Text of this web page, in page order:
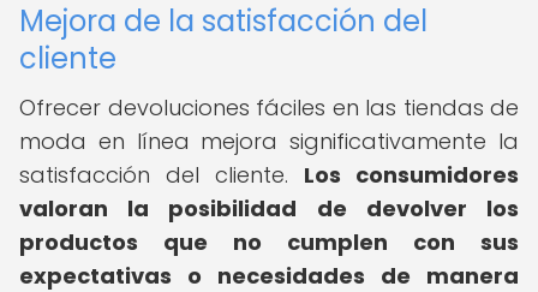
Mejora de la satisfacción del
cliente
Ofrecer devoluciones fáciles en las tiendas de
moda en línea mejora significativamente la
satisfacción del cliente. Los consumidores
valoran la posibilidad de devolver los
productos que no cumplen con sus
expectativas o necesidades de manera